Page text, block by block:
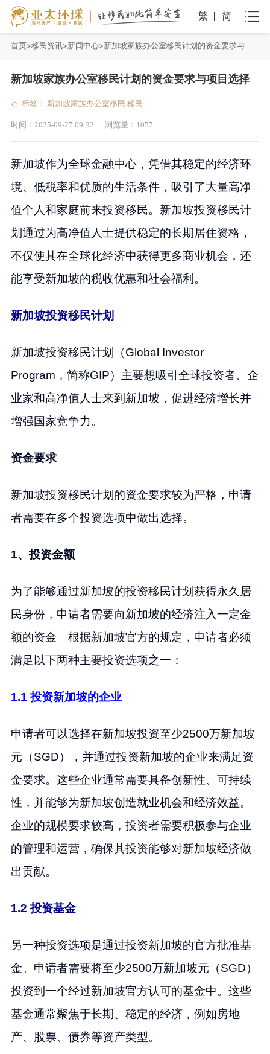
繁 简
首页 移民资讯 新闻中心 新加坡家族办公室移民计划的资金要求与项目选择
新加坡家族办公室移民计划的资金要求与项目选择
标签： 新加坡家族办公室移民 移民
时间： 2025-09-27 09:32 浏览量： 1057
新加坡作为全球金融中心，凭借其稳定的经济环
境、低税率和优质的生活条件，吸引了大量高净
值个人和家庭前来投资移民。新加坡投资移民计
划通过为高净值人士提供稳定的长期居住资格，
不仅使其在全球化经济中获得更多商业机会，还
能享受新加坡的税收优惠和社会福利。
新加坡投资移民计划
新加坡投资移民计划（Global Investor
Program，简称GIP）主要想吸引全球投资者、企
业家和高净值人士来到新加坡，促进经济增长并
增强国家竞争力。
资金要求
新加坡投资移民计划的资金要求较为严格，申请
者需要在多个投资选项中做出选择。
1、投资金额
为了能够通过新加坡的投资移民计划获得永久居
民身份，申请者需要向新加坡的经济注入一定金
额的资金。根据新加坡官方的规定，申请者必须
满足以下两种主要投资选项之一：
1.1 投资新加坡的企业
申请者可以选择在新加坡投资至少2500万新加坡
元（SGD），并通过投资新加坡的企业来满足资
金要求。这些企业通常需要具备创新性、可持续
性，并能够为新加坡创造就业机会和经济效益。
企业的规模要求较高，投资者需要积极参与企业
的管理和运营，确保其投资能够对新加坡经济做
出贡献。
1.2 投资基金
另一种投资选项是通过投资新加坡的官方批准基
金。申请者需要将至少2500万新加坡元（SGD）
投资到一个经过新加坡官方认可的基金中。这些
基金通常聚焦于长期、稳定的经济，例如房地
产、股票、债券等资产类型。